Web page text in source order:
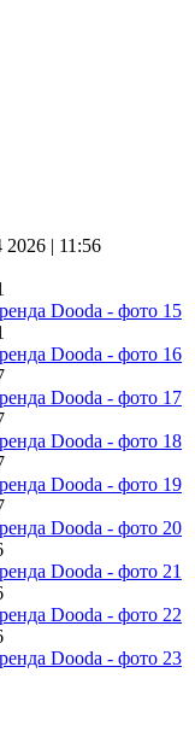
2026 | 11:56